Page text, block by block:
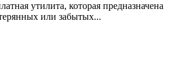
утилита, которая предназначена
или забытых...